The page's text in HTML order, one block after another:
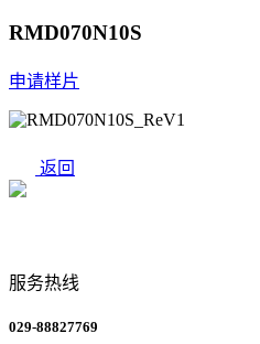
RMD070N10S
申请样片
返回
服务热线
029-88827769